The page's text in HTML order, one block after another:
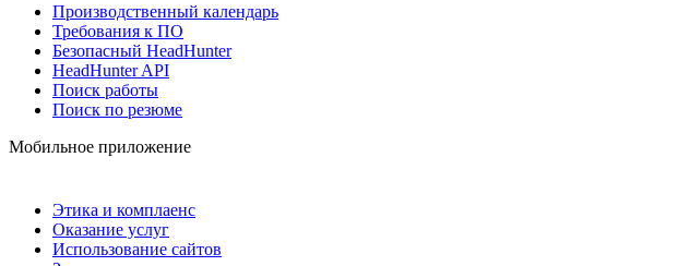
Производственный календарь
Требования к ПО
Безопасный HeadHunter
HeadHunter API
Поиск работы
Поиск по резюме
Мобильное приложение
Этика и комплаенс
Оказание услуг
Использование сайтов